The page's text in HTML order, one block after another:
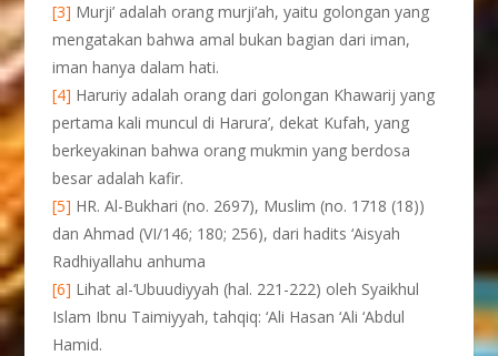
[3] Murji’ adalah orang murji’ah, yaitu golongan yang
mengatakan bahwa amal bukan bagian dari iman,
iman hanya dalam hati.
[4] Haruriy adalah orang dari golongan Khawarij yang
pertama kali muncul di Harura’, dekat Kufah, yang
berkeyakinan bahwa orang mukmin yang berdosa
besar adalah kafir.
[5] HR. Al-Bukhari (no. 2697), Muslim (no. 1718 (18))
dan Ahmad (VI/146; 180; 256), dari hadits ‘Aisyah
Radhiyallahu anhuma
[6] Lihat al-‘Ubuudiyyah (hal. 221-222) oleh Syaikhul
Islam Ibnu Taimiyyah, tahqiq: ‘Ali Hasan ‘Ali ‘Abdul
Hamid.